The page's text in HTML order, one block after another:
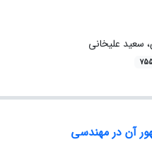
سعید علیخانی
آن در مهندسی